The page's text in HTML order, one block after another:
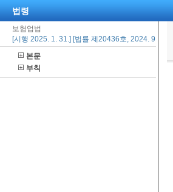
법령
보험업법
[시행 2025. 1. 31.] [법률 제20436호, 2024. 9. 20.,
본문
부칙